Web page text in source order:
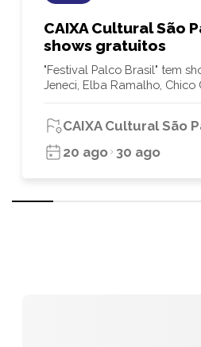
CAIXA Cultural São
shows gratuitos
"Festival Palco Brasil" tem
Jeneci, Elba Ramalho, Chico
CAIXA Cultural São
20 ago 30 ago